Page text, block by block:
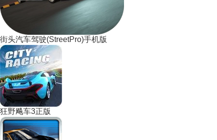
街头汽车驾驶(StreetPro)手机版
狂野飚车3正版